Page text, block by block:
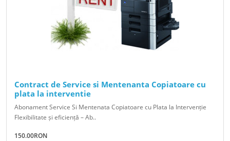
Contract de Service si Mentenanta Copiatoare cu
plata la interventie
Abonament Service Si Mentenata Copiatoare cu Plata la Intervenție
Flexibilitate și eficiență – Ab..
150.00RON